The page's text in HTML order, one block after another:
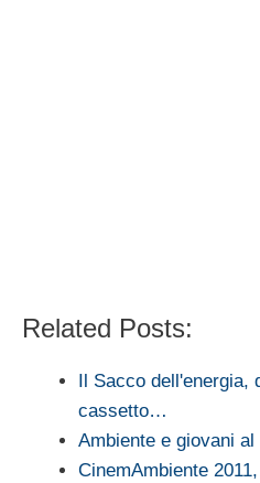
Related Posts:
Il Sacco dell'energia,
cassetto…
Ambiente e giovani
CinemAmbiente